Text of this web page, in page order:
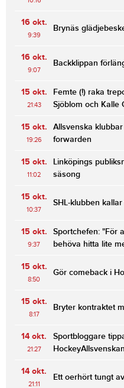
16 okt.
9:39
Brynäs
16 okt.
9:07
Backklippan
15 okt.
21:43
Femte (!) raka
Sjöblom och Kalle
15 okt.
19:26
Allsvenska
forwarden
15 okt.
11:02
Linköpings
säsong
15 okt.
10:37
SHL-klubben
15 okt.
9:37
Sportchefen: "För
behöva hitta lite
15 okt.
8:50
Gör comeback i
15 okt.
8:17
Bryter kontraktet
14 okt.
21:27
Sportbloggare
HockeyAllsvenskan
14 okt.
21:11
Ett oerhört tungt